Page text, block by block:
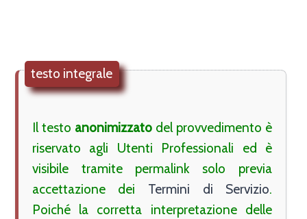
testo integrale
Il testo anonimizzato del provvedimento è
riservato agli Utenti Professionali ed è
visibile tramite permalink solo previa
accettazione dei Termini di Servizio.
Poiché la corretta interpretazione delle